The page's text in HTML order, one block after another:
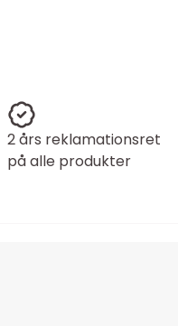
2 års reklamationsret
på alle produkter